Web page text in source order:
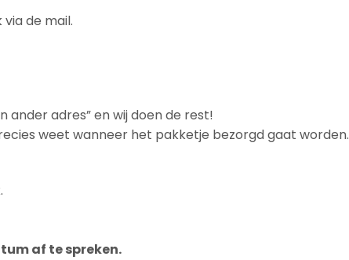
de mail.
ander adres” en wij doen de rest!
weet wanneer het pakketje bezorgd gaat worden.
af te spreken.